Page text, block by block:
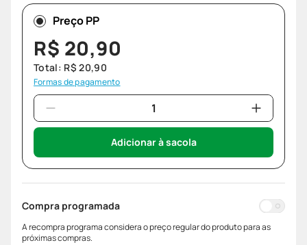
Preço PP
R$ 20,90
Total: R$ 20,90
Formas de pagamento
Adicionar à sacola
Compra programada
A recompra programa considera o preço regular do produto para as
próximas compras.